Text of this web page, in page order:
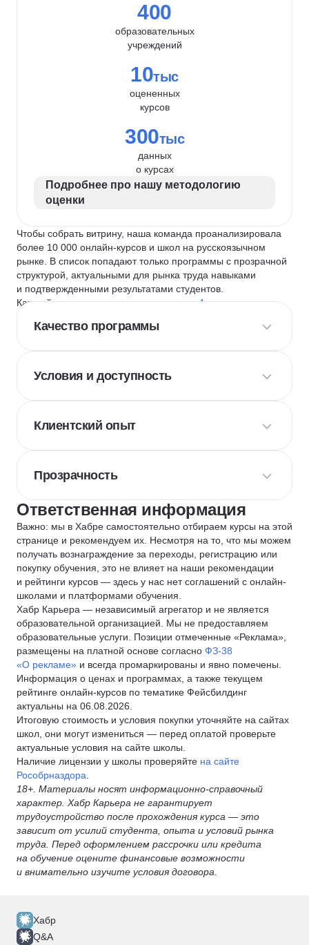
400
образовательных
учреждений
10тыс
оцененных
курсов
300тыс
данных
о курсах
Подробнее про нашу методологию
оценки
Чтобы собрать витрину, наша команда проанализировала
более 10 000 онлайн-курсов и школ на русскоязычном
рынке. В список попадают только программы с прозрачной
структурой, актуальными для рынка труда навыками
и подтвержденными результатами студентов.
Каждый курс и школу мы оцениваем по
4 критериям
Качество программы
Условия и доступность
Клиентский опыт
Прозрачность
Ответственная информация
Важно: мы в Хабре самостоятельно отбираем курсы на этой
странице и рекомендуем их. Несмотря на то, что мы можем
получать вознаграждение за переходы, регистрацию или
покупку обучения, это не влияет на наши рекомендации
и рейтинги курсов — здесь у нас нет соглашений с онлайн-
школами и платформами обучения.
Хабр Карьера — независимый агрегатор и не является
образовательной организацией. Мы не предоставляем
образовательные услуги. Позиции отмеченные «Реклама»,
размещены на платной основе согласно ФЗ-38
«О рекламе» и всегда промаркированы и явно помечены.
Информация о ценах и программах, а также текущем
рейтинге онлайн-курсов по тематике Фейсбилдинг
актуальны на 06.08.2026.
Итоговую стоимость и условия покупки уточняйте на сайтах
школ, они могут измениться — перед оплатой проверьте
актуальные условия на сайте школы.
Наличие лицензии у школы проверяйте на сайте
Рособрназдора
18+. Материалы носят информационно-справочный
характер. Хабр Карьера не гарантирует
трудоустройство после прохождения курса — это
зависит от усилий студента, опыта и условий рынка
труда. Перед оформлением рассрочки или кредита
на обучение оцените финансовые возможности
и внимательно изучите условия договора.
Хабр
Q&A